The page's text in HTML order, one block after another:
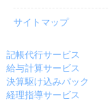
サイトマップ
記帳代行サービス
給与計算サービス
決算駆け込みパック
経理指導サービス